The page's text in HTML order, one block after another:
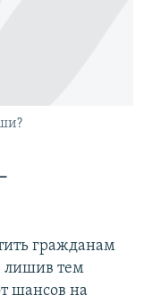
гражданам
лишив тем
шансов на